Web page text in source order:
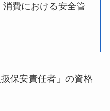
費における安全管
保安責任者」の資格